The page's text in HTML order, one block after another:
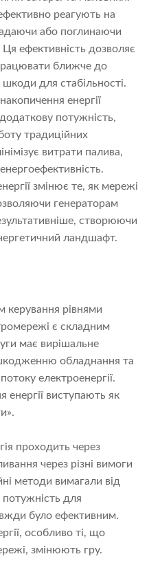
реагують на
або поглинаючи
ефективність дозволяє
ближче до
для стабільності.
енергії
потужність,
традиційних
витрати палива,
змінює те, як мережі
генераторам
створюючи
ландшафт.
керування рівнями
є складним
має вирішальне
обладнання та
електроенергії.
енергії виступають як
проходить через
через різні вимоги
методи вимагали від
для
було ефективним.
особливо ті, що
змінюють гру.